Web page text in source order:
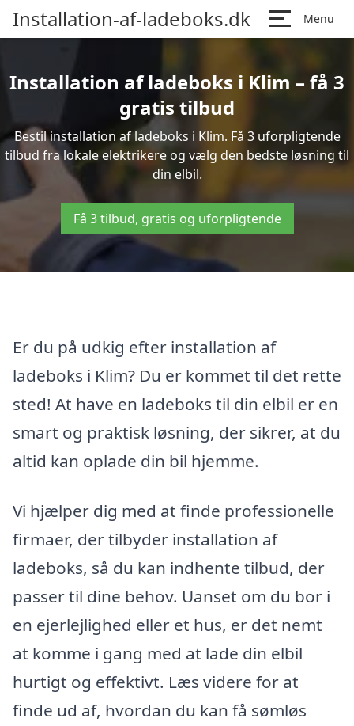
Installation-af-ladeboks.dk Menu
Installation af ladeboks i Klim – få 3
gratis tilbud
Bestil installation af ladeboks i Klim. Få 3 uforpligtende
tilbud fra lokale elektrikere og vælg den bedste løsning til
din elbil.
Få 3 tilbud, gratis og uforpligtende
Er du på udkig efter installation af
ladeboks i Klim? Du er kommet til det rette
sted! At have en ladeboks til din elbil er en
smart og praktisk løsning, der sikrer, at du
altid kan oplade din bil hjemme.
Vi hjælper dig med at finde professionelle
firmaer, der tilbyder installation af
ladeboks, så du kan indhente tilbud, der
passer til dine behov. Uanset om du bor i
en ejerlejlighed eller et hus, er det nemt
at komme i gang med at lade din elbil
hurtigt og effektivt. Læs videre for at
finde ud af, hvordan du kan få sømløs